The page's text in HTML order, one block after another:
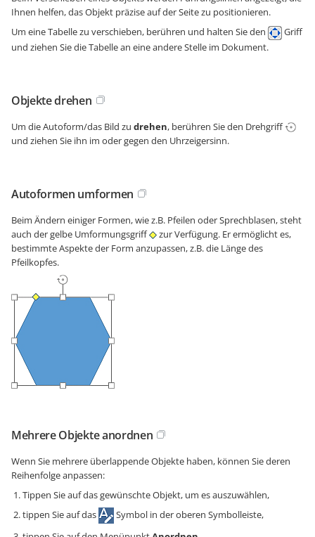
Ihnen helfen, das Objekt präzise auf der Seite zu positionieren.
Um eine Tabelle zu verschieben, berühren und halten Sie den
Griff
und ziehen Sie die Tabelle an eine andere Stelle im Dokument.
Objekte drehen
Um die Autoform/das Bild zu drehen, berühren Sie den Drehgriff
und ziehen Sie ihn im oder gegen den Uhrzeigersinn.
Autoformen umformen
Beim Ändern einiger Formen, wie z.B. Pfeilen oder Sprechblasen, steht
auch der gelbe Umformungsgriff
zur Verfügung. Er ermöglicht es,
bestimmte Aspekte der Form anzupassen, z.B. die Länge des
Pfeilkopfes.
Mehrere Objekte anordnen
Wenn Sie mehrere überlappende Objekte haben, können Sie deren
Reihenfolge anpassen:
Tippen Sie auf das gewünschte Objekt, um es auszuwählen,
tippen Sie auf das
Symbol in der oberen Symbolleiste,